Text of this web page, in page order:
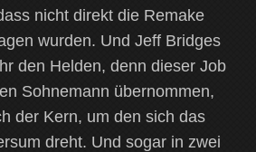
nicht direkt die Remake
wurden. Und Jeff Bridges
den Helden, denn dieser Job
Sohnemann übernommen,
der Kern, um den sich das
dreht. Und sogar in zwei